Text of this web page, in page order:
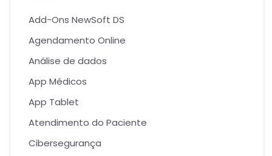
Add-Ons NewSoft DS
Agendamento Online
Análise de dados
App Médicos
App Tablet
Atendimento do Paciente
Cibersegurança